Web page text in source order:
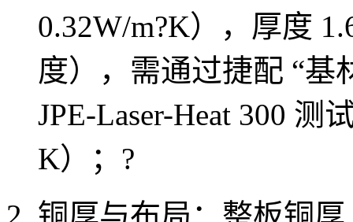
0.32W/m?K），厚度
度），需通过捷配 “基
JPE-Laser-Heat 300 测
K）； ?
铜厚与布局：整板铜